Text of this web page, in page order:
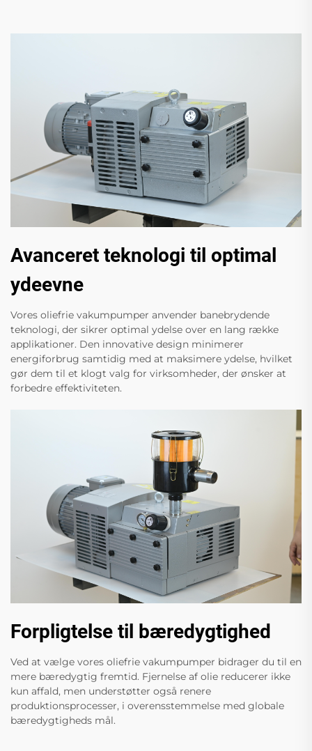
Avanceret teknologi til optimal
ydeevne
Vores oliefrie vakumpumper anvender banebrydende
teknologi, der sikrer optimal ydelse over en lang række
applikationer. Den innovative design minimerer
energiforbrug samtidig med at maksimere ydelse, hvilket
gør dem til et klogt valg for virksomheder, der ønsker at
forbedre effektiviteten.
Forpligtelse til bæredygtighed
Ved at vælge vores oliefrie vakumpumper bidrager du til en
mere bæredygtig fremtid. Fjernelse af olie reducerer ikke
kun affald, men understøtter også renere
produktionsprocesser, i overensstemmelse med globale
bæredygtigheds mål.